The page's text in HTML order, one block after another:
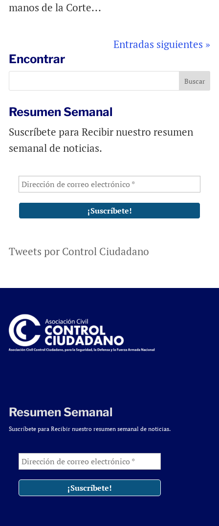
manos de la Corte...
Entradas siguientes »
Encontrar
Resumen Semanal
Suscríbete para Recibir nuestro resumen
semanal de noticias.
Tweets por Control Ciudadano
Resumen Semanal
Suscríbete para Recibir nuestro resumen semanal de noticias.